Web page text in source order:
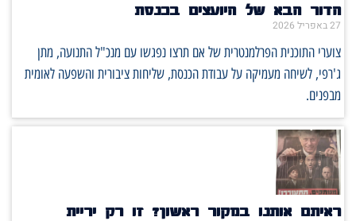
הדור הבא של היועצים בכנסת
27 באפריל 2026
צוערי התוכנית הפרלמנטרית של אם תרצו נפגשו עם מנכ"ל התנועה, מתן
ג'רפי, לשיחה מעמיקה על עבודת הכנסת, שליחות ציבורית והשפעה לאומית
מבפנים.
ראיתם אותנו במקור ראשון? זו רק יריית